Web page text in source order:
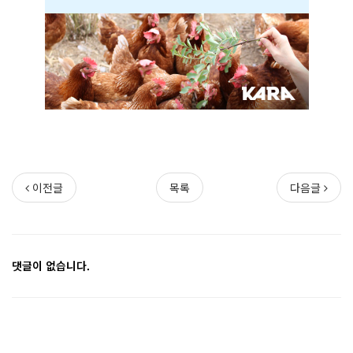
이전글 목록 다음글
댓글이 없습니다.